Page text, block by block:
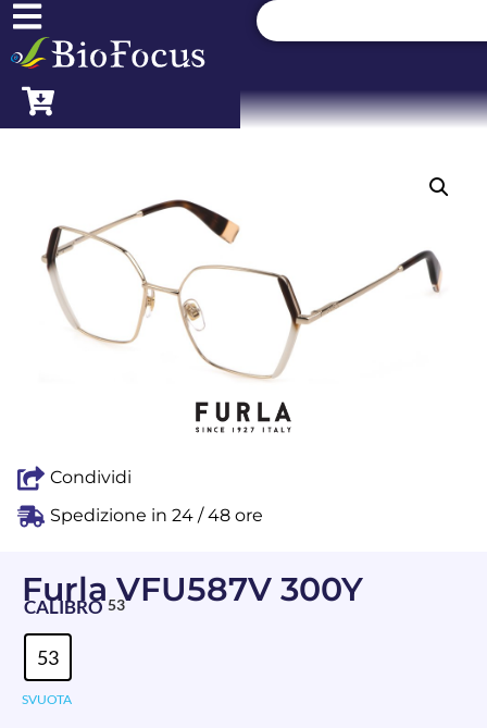
Condividi
Spedizione in 24 / 48 ore
Furla VFU587V 300Y
CALIBRO 53
53
SVUOTA